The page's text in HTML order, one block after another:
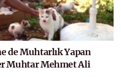
de Muhtarlık Yapan
Muhtar Mehmet Ali